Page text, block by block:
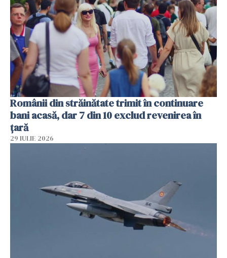
Românii din străinătate trimit în continuare
bani acasă, dar 7 din 10 exclud revenirea în
țară
29 IULIE 2026